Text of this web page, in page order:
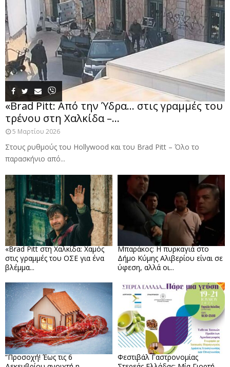
«Brad Pitt: Από την Ύδρα… στις γραμμές του
τρένου στη Χαλκίδα –...
5 Μαρτίου 2026
Στους ρυθμούς του Hollywood και του Brad Pitt – Όλο το
παρασκήνιο από...
«Brad Pitt στη Χαλκίδα: Χαμός
στις γραμμές του ΟΣΕ για ένα
βλέμμα...
Μπαράκος: Η πυρκαγιά στο
Δήμο Κύμης Αλιβερίου είναι σε
ύφεση, αλλά οι...
“Προσοχή! Έως τις 6
Φεστιβάλ Γαστρονομίας